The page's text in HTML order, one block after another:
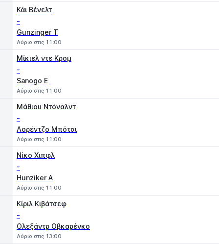
Κάι Βένελτ
-
Gunzinger T
Αύριο στις 11:00
Μίκιελ ντε Κρομ
-
Sanogo E
Αύριο στις 11:00
Μάθιου Ντόναλντ
-
Λορέντζο Μπότσι
Αύριο στις 11:00
Νίκο Χιπφλ
-
Hunziker A
Αύριο στις 11:00
Κίριλ Κιβάτσεφ
-
Ολεξάντρ Οβκαρένκο
Αύριο στις 13:00